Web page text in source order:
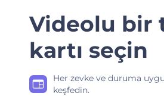
Videolu bir
kartı seçin
Her zevke ve duruma
keşfedin.